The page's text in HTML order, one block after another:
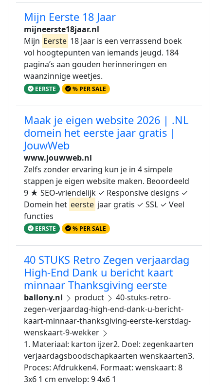
Mijn Eerste 18 Jaar
mijneerste18jaar.nl
Mijn Eerste 18 Jaar is een verrassend boek
vol hoogtepunten van iemands jeugd. 184
pagina’s aan gouden herinneringen en
waanzinnige weetjes.
EERSTE % PER SALE
Maak je eigen website 2026 | .NL
domein het eerste jaar gratis |
JouwWeb
www.jouwweb.nl
Zelfs zonder ervaring kun je in 4 simpele
stappen je eigen website maken. Beoordeeld
9 ★ SEO-vriendelijk ✓ Responsive designs ✓
Domein het eerste jaar gratis ✓ SSL ✓ Veel
functies
EERSTE % PER SALE
40 STUKS Retro Zegen verjaardag
High-End Dank u bericht kaart
minnaar Thanksgiving eerste
ballony.nl product
40-stuks-retro-
zegen-verjaardag-high-end-dank-u-bericht-
kaart-minnaar-thanksgiving-eerste-kerstdag-
wenskaart-9-wekker
1. Materiaal: karton ijzer2. Doel: zegenkaarten
verjaardagsboodschapkaarten wenskaarten3.
Proces: Afdrukken4. Formaat: wenskaart: 8
3x6 1 cm envelop: 9 4x6 1